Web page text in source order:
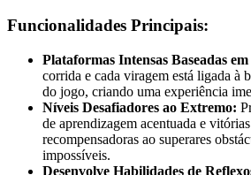
Funcionalidades Principais:
Plataformas Intensas Baseadas
corrida e cada viragem está ligada à
do jogo, criando uma experiência
Níveis Desafiadores ao Extremo:
de aprendizagem acentuada e
recompensadoras ao superares
impossíveis.
Desenvolve Habilidades de